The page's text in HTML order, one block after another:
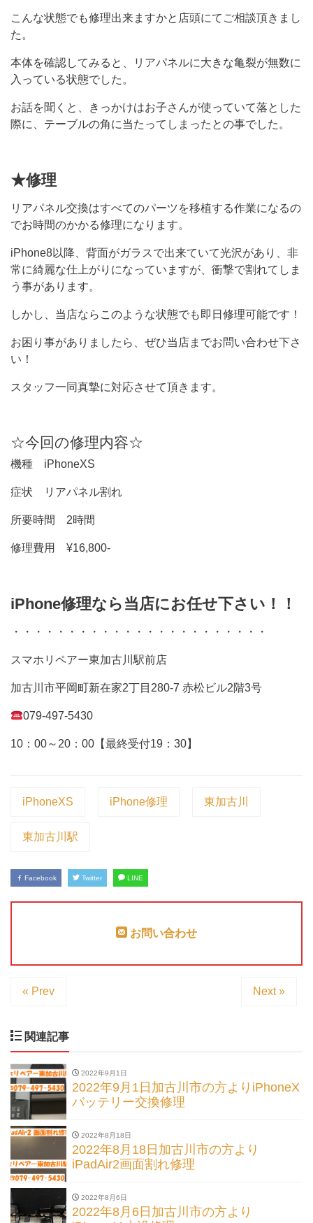
こんな状態でも修理出来ますかと店頭にてご相談頂きまし
た。
本体を確認してみると、リアパネルに大きな亀裂が無数に
入っている状態でした。
お話を聞くと、きっかけはお子さんが使っていて落とした
際に、テーブルの角に当たってしまったとの事でした。
★修理
リアパネル交換はすべてのパーツを移植する作業になるの
でお時間のかかる修理になります。
iPhone8以降、背面がガラスで出来ていて光沢があり、非
常に綺麗な仕上がりになっていますが、衝撃で割れてしま
う事があります。
しかし、当店ならこのような状態でも即日修理可能です！
お困り事がありましたら、ぜひ当店までお問い合わせ下さ
い！
スタッフ一同真摯に対応させて頂きます。
☆今回の修理内容☆
機種 iPhoneXS
症状 リアパネル割れ
所要時間 2時間
修理費用 ¥16,800-
iPhone修理なら当店にお任せ下さい！！
・・・・・・・・・・・・・・・・・・・・・・・
スマホリペアー東加古川駅前店
加古川市平岡町新在家2丁目280-7 赤松ビル2階3号
079-497-5430
10：00～20：00【最終受付19：30】
iPhoneXS iPhone修理 東加古川
東加古川駅
Facebook Twitter LINE
お問い合わせ
« Prev Next »
関連記事
2022年9月1日
2022年9月1日加古川市の方よりiPhoneX
バッテリー交換修理
2022年8月18日
2022年8月18日加古川市の方より
iPadAir2画面割れ修理
2022年8月6日
2022年8月6日加古川市の方より